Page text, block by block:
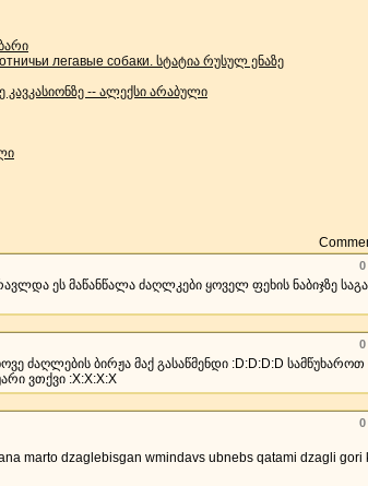
легавые собаки. სტატია რუსულ ენაზე
-- ალექსი არაბული
0
ეს მაწანწალა ძაღლკები ყოველ ფეხის ნაბიჯზე
0
ძაღლების ბირჟა მაქ გასაწმენდი :D:D:D:D
ვთქვი :X:X:X:X
0
marto dzaglebisgan wmindavs ubnebs qatami dzagli